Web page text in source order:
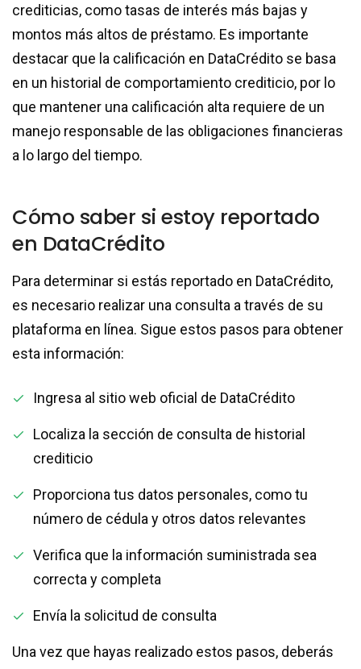
crediticias, como tasas de interés más bajas y
montos más altos de préstamo. Es importante
destacar que la calificación en DataCrédito se basa
en un historial de comportamiento crediticio, por lo
que mantener una calificación alta requiere de un
manejo responsable de las obligaciones financieras
a lo largo del tiempo.
Cómo saber si estoy reportado
en DataCrédito
Para determinar si estás reportado en DataCrédito,
es necesario realizar una consulta a través de su
plataforma en línea. Sigue estos pasos para obtener
esta información:
Ingresa al sitio web oficial de DataCrédito
Localiza la sección de consulta de historial
crediticio
Proporciona tus datos personales, como tu
número de cédula y otros datos relevantes
Verifica que la información suministrada sea
correcta y completa
Envía la solicitud de consulta
Una vez que hayas realizado estos pasos, deberás